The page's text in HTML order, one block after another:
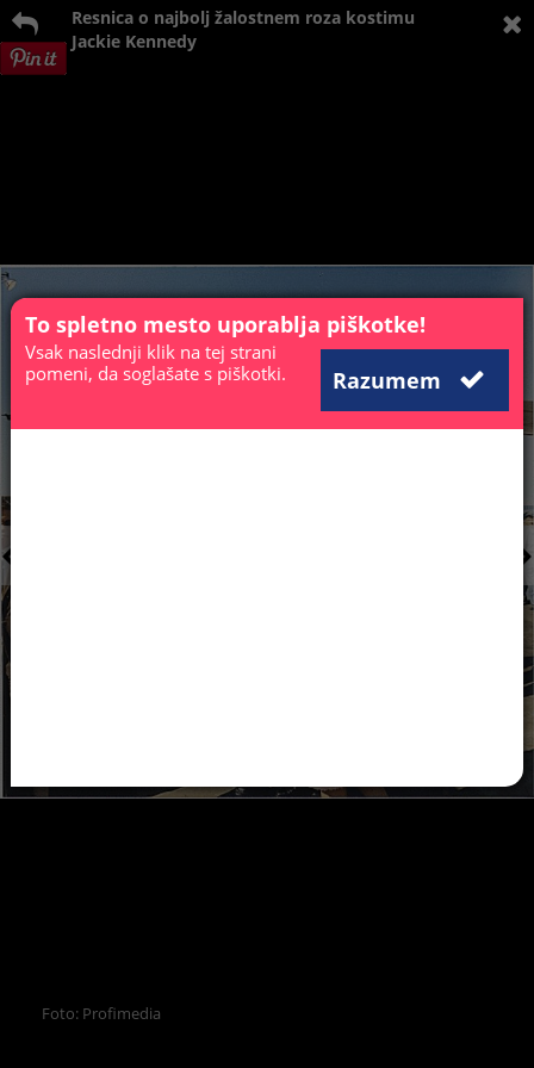
Resnica o najbolj žalostnem roza kostimu
Jackie Kennedy
Foto: Profimedia
To spletno mesto uporablja piškotke!
Razumem
Vsak naslednji klik na tej strani
pomeni, da soglašate s piškotki.